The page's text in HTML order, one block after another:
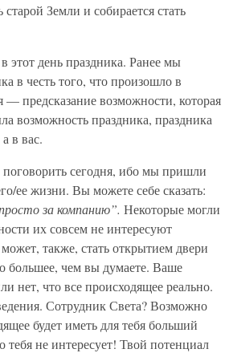
Земли и собирается стать
этот день праздника. Ранее мы
в честь того, что произошло в
— предсказание возможности, которая
возможность праздника, праздника
в вас.
сегодня, ибо мы пришли
ее жизни. Вы можете себе сказать:
за компанию”. Некоторые могли
их совсем не интересуют
также, стать открытием двери
большее, чем вы думаете. Ваше
нет, что все происходящее реально.
Сотрудник Света? Возможно
будет иметь для тебя больший
тебя не интересует! Твой потенциал